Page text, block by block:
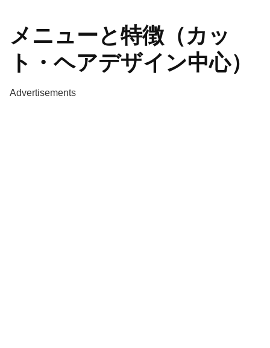
メニューと特徴（カッ
ト・ヘアデザイン中心）
Advertisements